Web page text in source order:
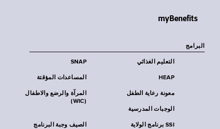
myBenefits
البرامج
SNAP التعليم الغذائي
المساعدات المؤقتة HEAP
المرآة والرضع والاطفال
(WIC)
معونة رعاية الطفل
الوجبات المدرسية
الصيف وجبة البرنامج
SSI برنامج الولاية